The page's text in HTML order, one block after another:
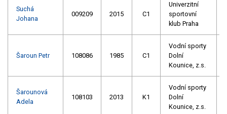
Suchá
Johana
009209 2015 C1
Univerzitní
sportovní
klub Praha
Šaroun Petr 108086 1985 C1
Vodní sporty
Dolní
Kounice, z.s.
Šarounová
Adela
108103 2013 K1
Vodní sporty
Dolní
Kounice, z.s.